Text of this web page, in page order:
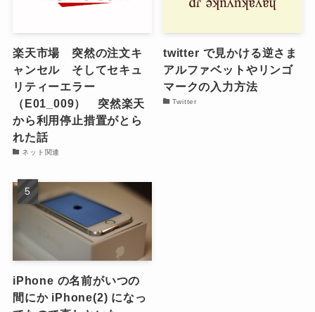
楽天市場 突然の注文キ
ャンセル そしてセキュ
リティーエラー
（E01_009） 突然楽天
から利用停止措置がとら
れた話
ネット関連
twitter で見かける逆さま
アルファベットやリンゴ
マークの入力方法
Twitter
iPhone の名前がいつの
間にか iPhone(2) になっ